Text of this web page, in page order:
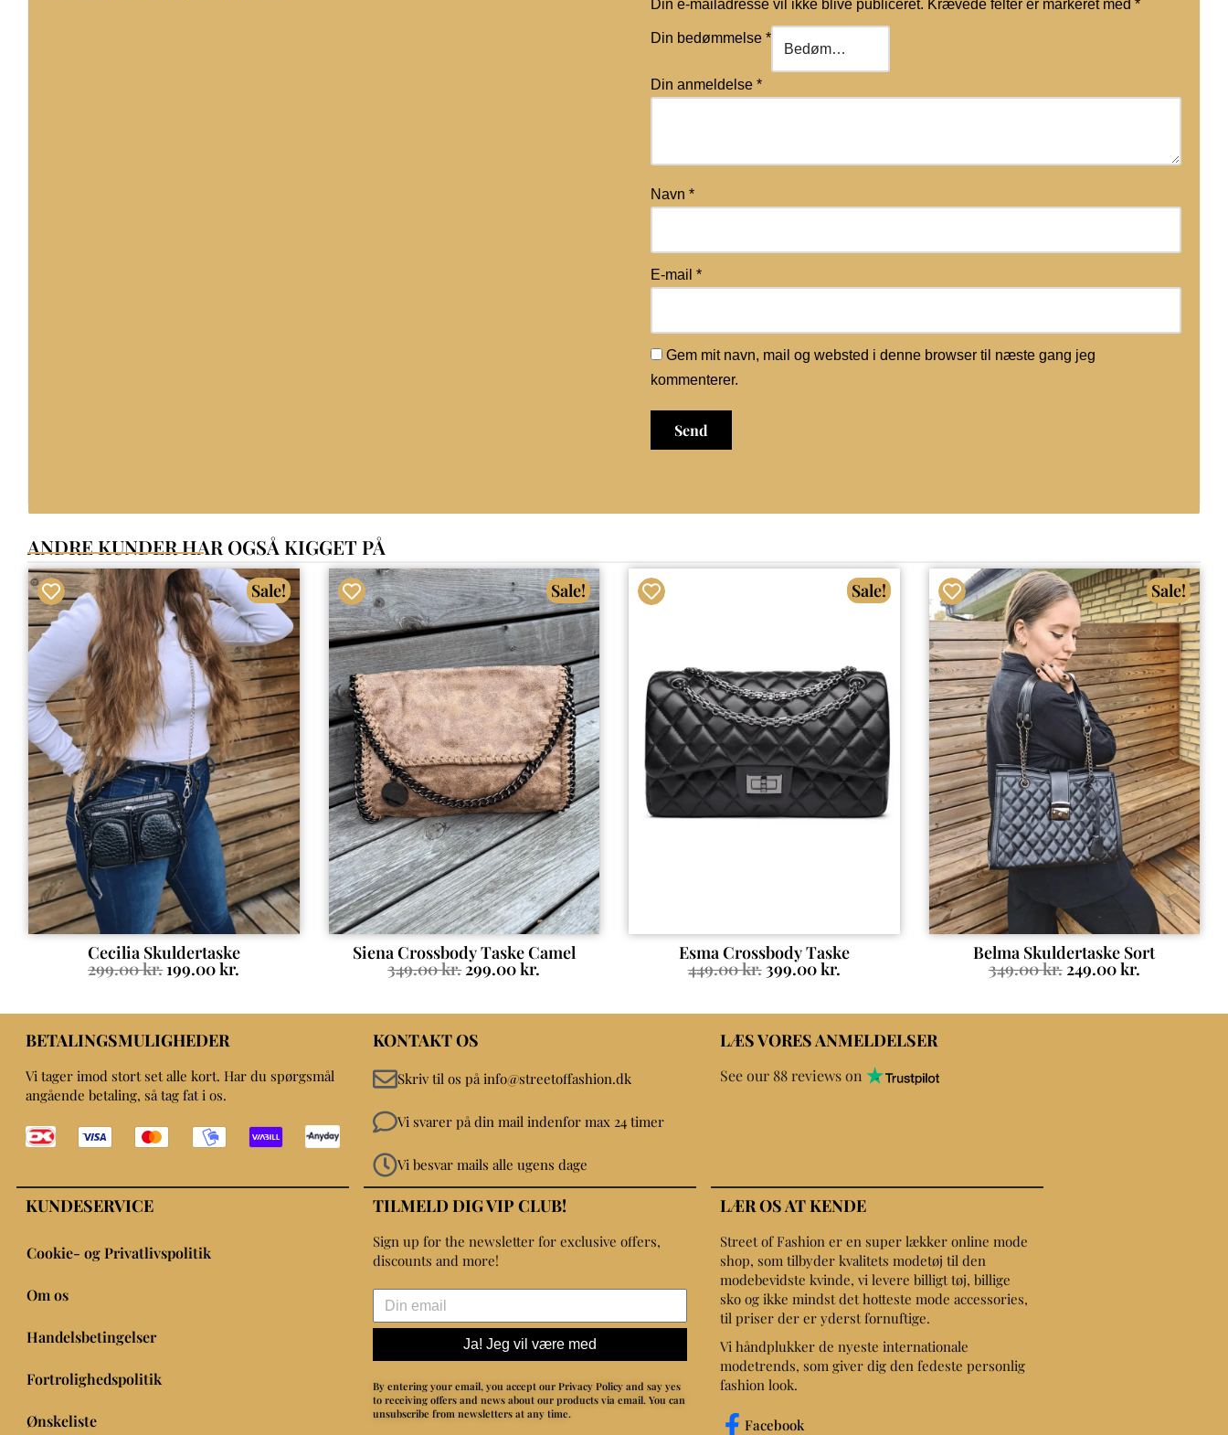
Din e-mailadresse vil ikke blive publiceret. Krævede felter er markeret med *
Din bedømmelse *
Din anmeldelse *
Navn *
E-mail *
Gem mit navn, mail og websted i denne browser til næste gang jeg
kommenterer.
ANDRE KUNDER HAR OGSÅ KIGGET PÅ
Sale!
Cecilia Skuldertaske
299.00kr.199.00kr.
Sale!
Siena Crossbody Taske Camel
349.00kr.299.00kr.
Sale!
Esma Crossbody Taske
449.00kr. 399.00kr.
Sale!
Belma Skuldertaske Sort
349.00kr. 249.00kr.
BETALINGSMULIGHEDER
Vi tager imod stort set alle kort. Har du spørgsmål
angående betaling, så tag fat i os.
KONTAKT OS
Skriv til os på info@streetoffashion.dk
Vi svarer på din mail indenfor max 24 timer
Vi besvar mails alle ugens dage
LÆS VORES ANMELDELSER
See our 88 reviews on
KUNDESERVICE
Cookie- og Privatlivspolitik
Om os
Handelsbetingelser
Fortrolighedspolitik
Ønskeliste
TILMELD DIG VIP CLUB!
Sign up for the newsletter for exclusive offers,
discounts and more!
Ja! Jeg vil være med
By entering your email, you accept our Privacy Policy and say yes
to receiving offers and news about our products via email. You can
unsubscribe from newsletters at any time.
LÆR OS AT KENDE
Street of Fashion er en super lækker online mode
shop, som tilbyder kvalitets modetøj til den
modebevidste kvinde, vi levere billigt tøj, billige
sko og ikke mindst det hotteste mode accessories,
til priser der er yderst fornuftige.
Vi håndplukker de nyeste internationale
modetrends, som giver dig den fedeste personlig
fashion look.
Facebook